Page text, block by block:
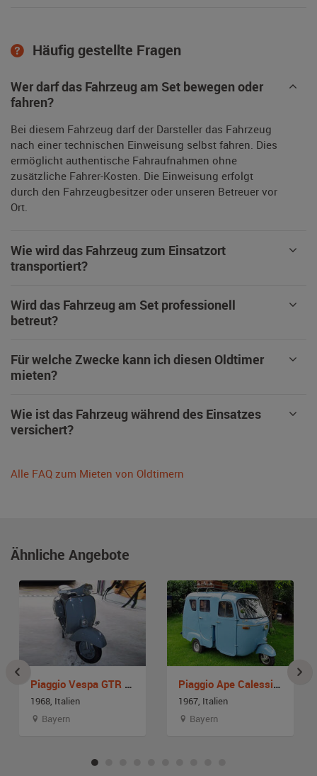
Häufig gestellte Fragen
Wer darf das Fahrzeug am Set bewegen oder
fahren?
Bei diesem Fahrzeug darf der Darsteller das Fahrzeug
nach einer technischen Einweisung selbst fahren. Dies
ermöglicht authentische Fahraufnahmen ohne
zusätzliche Fahrer-Kosten. Die Einweisung erfolgt
durch den Fahrzeugbesitzer oder unseren Betreuer vor
Ort.
Wie wird das Fahrzeug zum Einsatzort
transportiert?
Wird das Fahrzeug am Set professionell
betreut?
Für welche Zwecke kann ich diesen Oldtimer
mieten?
Wie ist das Fahrzeug während des Einsatzes
versichert?
Alle FAQ zum Mieten von Oldtimern
Ähnliche Angebote
Piaggio Vespa GTR 125
1968, Italien
Bayern
Piaggio Ape Calessino
1967, Italien
Bayern